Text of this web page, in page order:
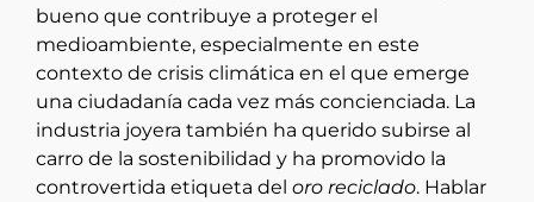
bueno que contribuye a proteger el
medioambiente, especialmente en este
contexto de crisis climática en el que emerge
una ciudadanía cada vez más concienciada. La
industria joyera también ha querido subirse al
carro de la sostenibilidad y ha promovido la
controvertida etiqueta del oro reciclado. Hablar